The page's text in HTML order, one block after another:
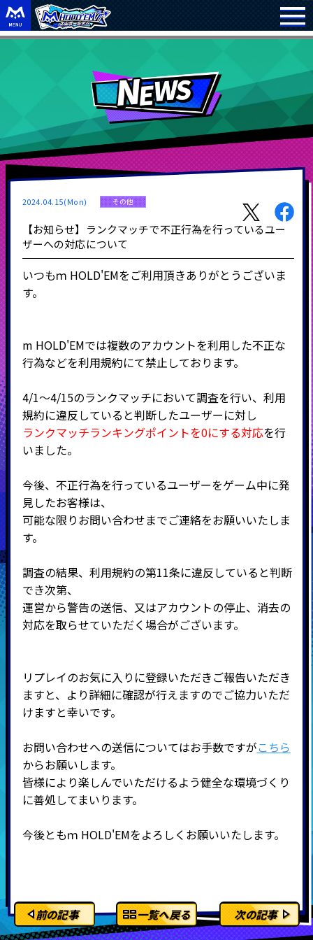
2024.04.15(Mon) その他
【お知らせ】ランクマッチで不正行為を行っているユー
ザーへの対応について
いつもｍ HOLD'EMをご利用頂きありがとうございま
す。
m HOLD'EMでは複数のアカウントを利用した不正な
行為などを利用規約にて禁止しております。
4/1～4/15のランクマッチにおいて調査を行い、利用
規約に違反していると判断したユーザーに対し
ランクマッチランキングポイントを0にする対応を行
いました。
今後、不正行為を行っているユーザーをゲーム中に発
見したお客様は、
可能な限りお問い合わせまでご連絡をお願いいたしま
す。
調査の結果、利用規約の第11条に違反していると判断
でき次第、
運営から警告の送信、又はアカウントの停止、消去の
対応を取らせていただく場合がございます。
リプレイのお気に入りに登録いただきご報告いただき
ますと、より詳細に確認が行えますのでご協力いただ
けますと幸いです。
お問い合わせへの送信についてはお手数ですがこちら
からお願いします。
皆様により楽しんでいただけるよう健全な環境づくり
に善処してまいります。
今後ともｍ HOLD'EMをよろしくお願いいたします。
前の記事 一覧へ戻る 次の記事